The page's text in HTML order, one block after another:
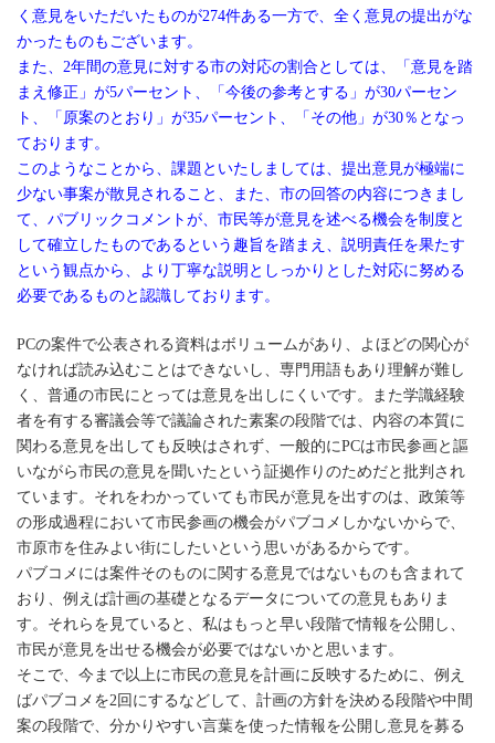
く意見をいただいたものが274件ある一方で、全く意見の提出がな
かったものもございます。
また、2年間の意見に対する市の対応の割合としては、「意見を踏
まえ修正」が5パーセント、「今後の参考とする」が30パーセン
ト、「原案のとおり」が35パーセント、「その他」が30％となっ
ております。
このようなことから、課題といたしましては、提出意見が極端に
少ない事案が散見されること、また、市の回答の内容につきまし
て、パブリックコメントが、市民等が意見を述べる機会を制度と
して確立したものであるという趣旨を踏まえ、説明責任を果たす
という観点から、より丁寧な説明としっかりとした対応に努める
必要であるものと認識しております。
PCの案件で公表される資料はボリュームがあり、よほどの関心が
なければ読み込むことはできないし、専門用語もあり理解が難し
く、普通の市民にとっては意見を出しにくいです。また学識経験
者を有する審議会等で議論された素案の段階では、内容の本質に
関わる意見を出しても反映はされず、一般的にPCは市民参画と謳
いながら市民の意見を聞いたという証拠作りのためだと批判され
ています。それをわかっていても市民が意見を出すのは、政策等
の形成過程において市民参画の機会がパブコメしかないからで、
市原市を住みよい街にしたいという思いがあるからです。
パブコメには案件そのものに関する意見ではないものも含まれて
おり、例えば計画の基礎となるデータについての意見もありま
す。それらを見ていると、私はもっと早い段階で情報を公開し、
市民が意見を出せる機会が必要ではないかと思います。
そこで、今まで以上に市民の意見を計画に反映するために、例え
ばパブコメを2回にするなどして、計画の方針を決める段階や中間
案の段階で、分かりやすい言葉を使った情報を公開し意見を募る